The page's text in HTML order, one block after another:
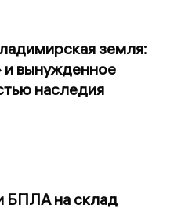
земля:
и вынужденное
наследия
БПЛА на склад